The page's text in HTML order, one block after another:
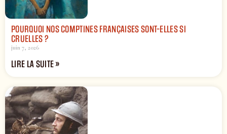
POURQUOI NOS COMPTINES FRANÇAISES SONT-ELLES SI
CRUELLES ?
juin 7, 2026
LIRE LA SUITE »